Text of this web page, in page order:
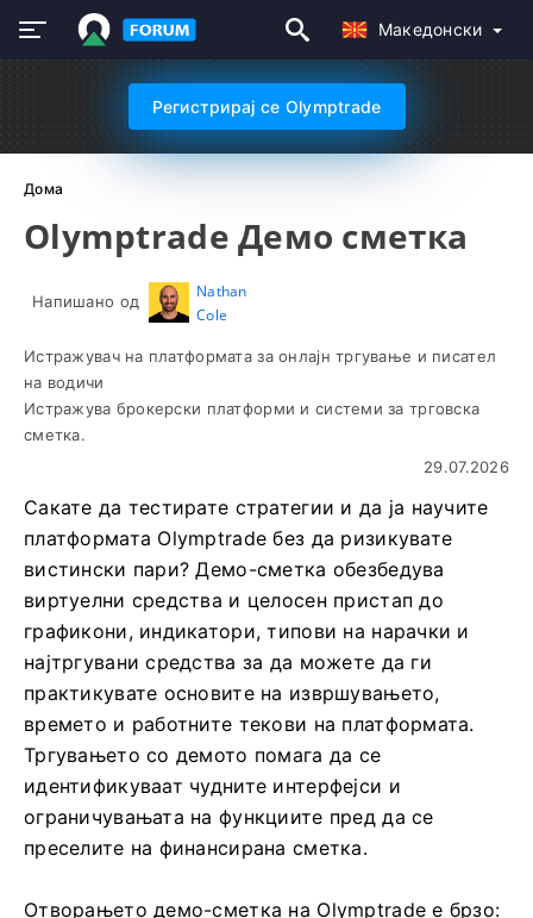
Македонски
Регистрирај се Olymptrade
Дома
Olymptrade Демо сметка
Напишано од
Nathan
Cole
Истражувач на платформата за онлајн тргување и писател
на водичи
Истражува брокерски платформи и системи за трговска
сметка.
29.07.2026
Сакате да тестирате стратегии и да ја научите
платформата Olymptrade без да ризикувате
вистински пари? Демо-сметка обезбедува
виртуелни средства и целосен пристап до
графикони, индикатори, типови на нарачки и
најтргувани средства за да можете да ги
практикувате основите на извршувањето,
времето и работните текови на платформата.
Тргувањето со демото помага да се
идентификуваат чудните интерфејси и
ограничувањата на функциите пред да се
преселите на финансирана сметка.
Отворањето демо-сметка на Olymptrade е брзо: